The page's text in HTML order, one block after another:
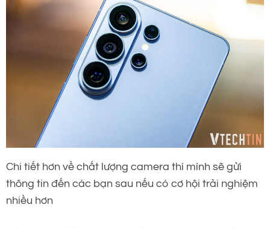
Chi tiết hơn về chất lượng camera thì mình sẽ gửi
thông tin đến các bạn sau nếu có cơ hội trải nghiệm
nhiều hơn